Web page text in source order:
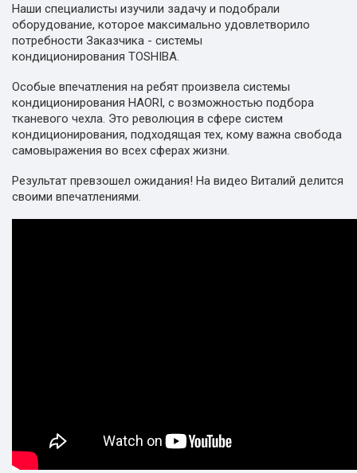
Наши специалисты изучили задачу и подобрали
оборудование, которое максимально удовлетворило
потребности Заказчика - системы
кондиционирования TOSHIBA.
Особые впечатления на ребят произвела системы
кондиционирования HAORI, с возможностью подбора
тканевого чехла. Это революция в сфере систем
кондиционирования, подходящая тех, кому важна свобода
самовыражения во всех сферах жизни.
Результат превзошел ожидания! На видео Виталий делится
своими впечатлениями.